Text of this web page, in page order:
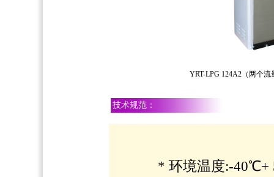
YRT-LPG 124A2（两个
技术规范：
* 环境温度:-40℃+